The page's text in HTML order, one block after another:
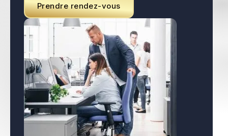
Prendre rendez-vous